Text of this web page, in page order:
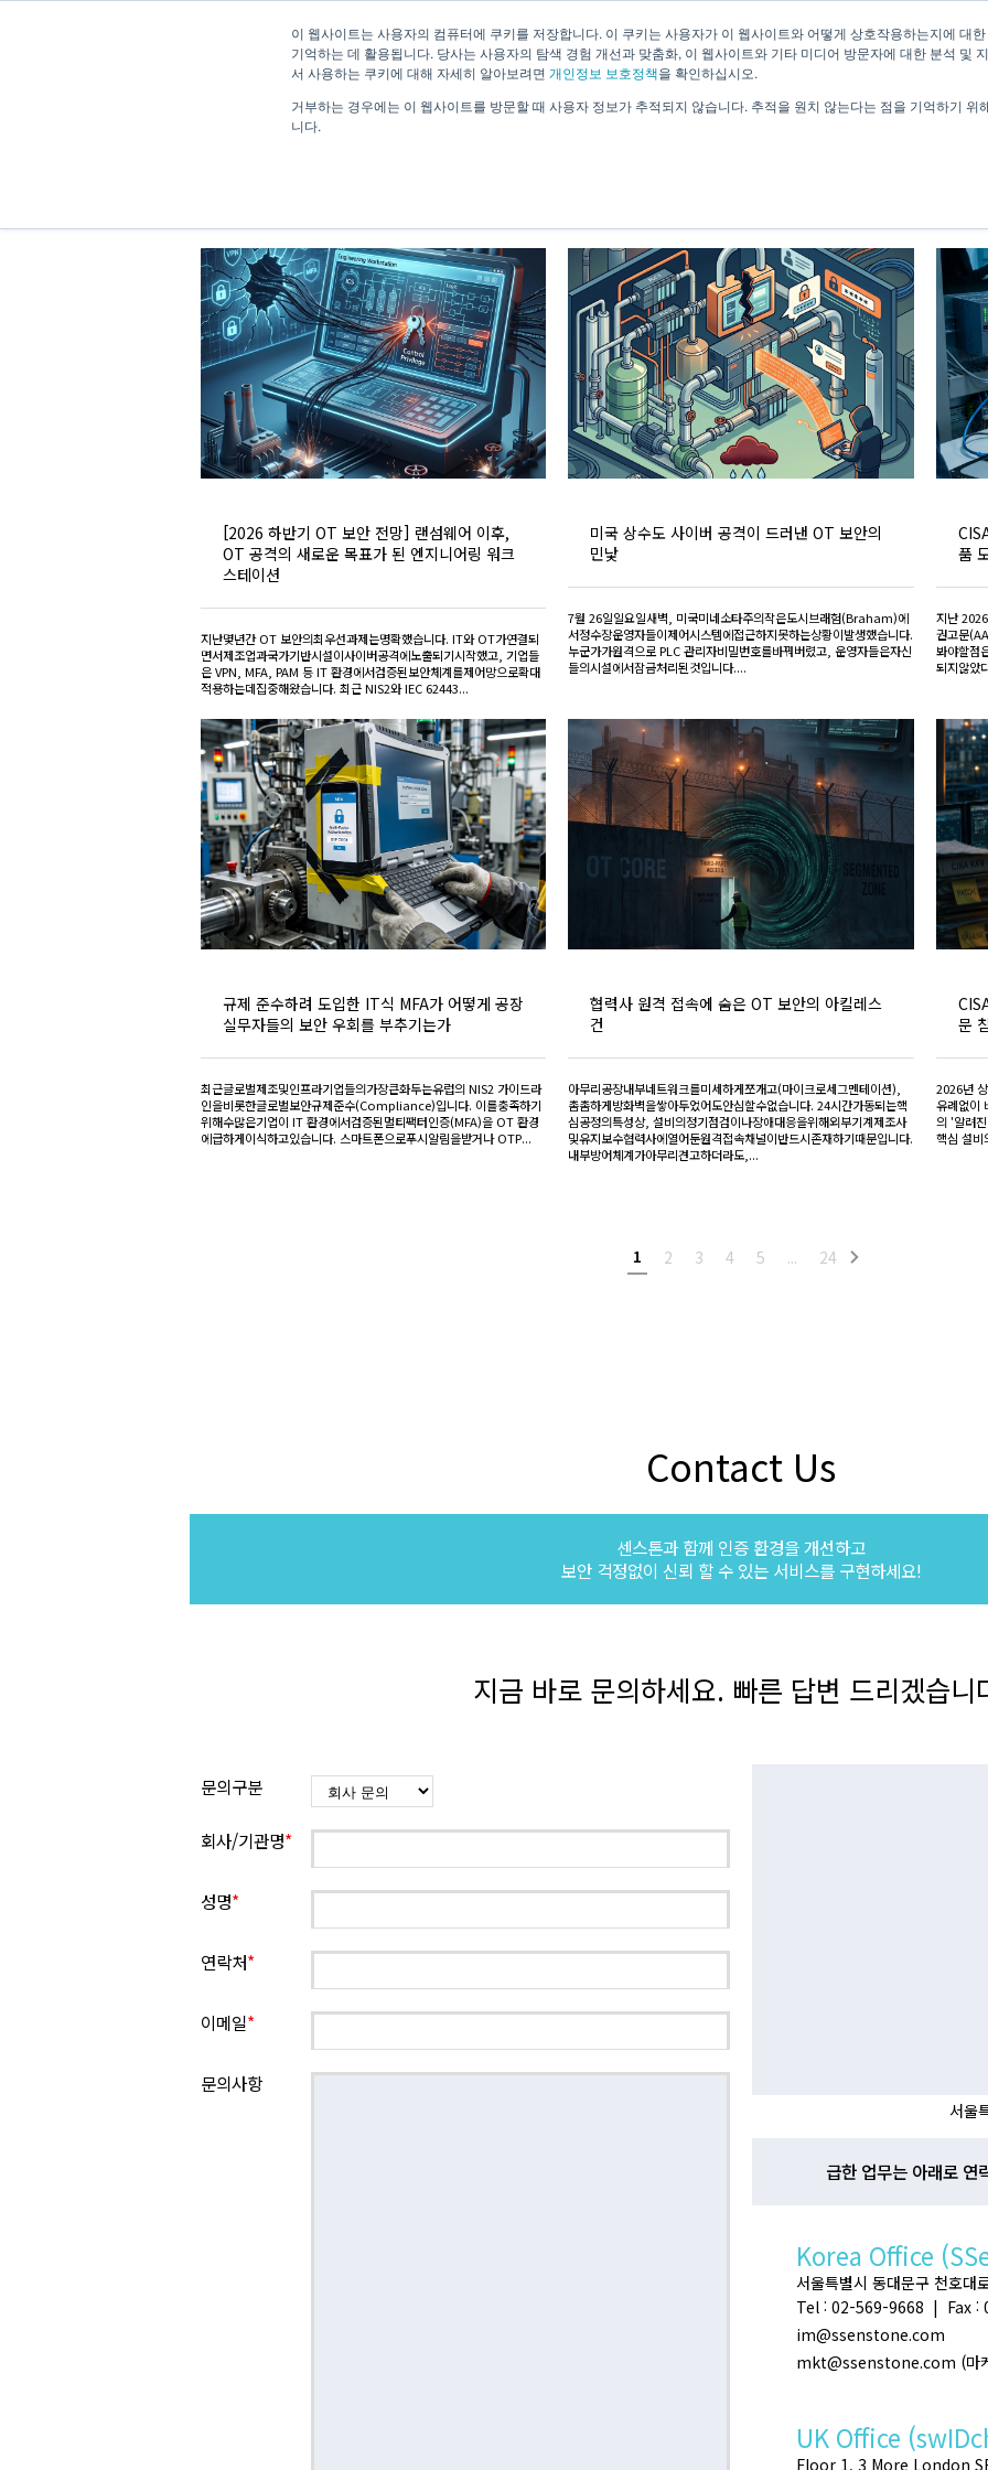
이 웹사이트는 사용자의 컴퓨터에 쿠키를 저장합니다. 이 쿠키는 사용자가 이 웹사이트와 어떻게 상호작용하는지에 대
기억하는 데 활용됩니다. 당사는 사용자의 탐색 경험 개선과 맞춤화, 이 웹사이트와 기타 미디어 방문자에 대한 분석 및
서 사용하는 쿠키에 대해 자세히 알아보려면 개인정보 보호정책을 확인하십시오.
거부하는 경우에는 이 웹사이트를 방문할 때 사용자 정보가 추적되지 않습니다. 추적을 원치 않는다는 점을 기억하기 위
니다.
회사소개 기술소개 솔루션
[2026 하반기 OT 보안 전망] 랜섬웨어 이후,
OT 공격의 새로운 목표가 된 엔지니어링 워크
스테이션
지난몇년간 OT 보안의최우선과제는명확했습니다. IT와 OT가연결되
면서제조업과국가기반시설이사이버공격에노출되기시작했고, 기업들
은 VPN, MFA, PAM 등 IT 환경에서검증된보안체계를제어망으로확대
적용하는데집중해왔습니다. 최근 NIS2와 IEC 62443...
미국 상수도 사이버 공격이 드러낸 OT 보안의
민낯
7월 26일일요일새벽, 미국미네소타주의작은도시브래험(Braham)에
서정수장운영자들이제어시스템에접근하지못하는상황이발생했습니다.
누군가가원격으로 PLC 관리자비밀번호를바꿔버렸고, 운영자들은자신
들의시설에서잠금처리된것입니다....
품
지난
권고문
봐야할점
되지않았
규제 준수하려 도입한 IT식 MFA가 어떻게 공장
실무자들의 보안 우회를 부추기는가
최근글로벌제조및인프라기업들의가장큰화두는유럽의 NIS2 가이드라
인을비롯한글로벌보안규제준수(Compliance)입니다. 이를충족하기
위해수많은기업이 IT 환경에서검증된멀티팩터인증(MFA)을 OT 환경
에급하게이식하고있습니다. 스마트폰으로푸시알림을받거나 OTP...
협력사 원격 접속에 숨은 OT 보안의 아킬레스
건
아무리공장내부네트워크를미세하게쪼개고(마이크로세그멘테이션),
촘촘하게방화벽을쌓아두었어도안심할수없습니다. 24시간가동되는핵
심공정의특성상, 설비의정기점검이나장애대응을위해외부기계제조사
및유지보수협력사에열어둔원격접속채널이반드시존재하기때문입니다.
내부방어체계가아무리견고하더라도,...
문
2026년
유례없이
의 '알려
핵심 설
1 2 3 4 5 ... 24
Contact Us
센스톤과 함께 인증 환경을 개선하고
보안 걱정없이 신뢰 할 수 있는 서비스를 구현하세요!
지금 바로 문의하세요. 빠른 답변 드리겠습니
문의구분
회사/기관명*
성명*
연락처*
이메일*
문의사항
서울
급한 업무는 아래로 연
Korea Office
서울특별시 동대문구 천호
Tel : 02-569-9668 | Fax :
im@ssenstone.com
mkt@ssenstone.com (마
UK Office
Floor 1, 3 More London